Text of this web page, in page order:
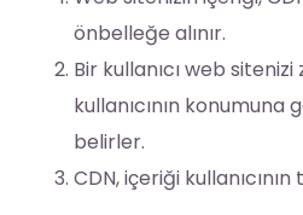
önbelleğe alınır.
Bir kullanıcı web
kullanıcının konumuna
belirler.
CDN, içeriği kullanıcının